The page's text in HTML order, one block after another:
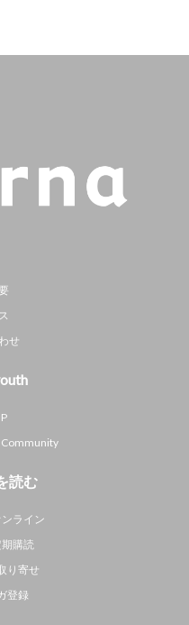
せ
読む
ライン
購読
り寄せ
登録